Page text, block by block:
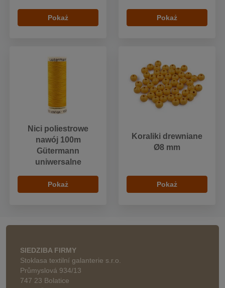
Pokaż Pokaż
Nici poliestrowe
nawój 100m
Gütermann
uniwersalne
Pokaż
Koraliki drewniane
Ø8 mm
Pokaż
SIEDZIBA FIRMY
Stoklasa textilní galanterie s.r.o.
Průmyslová 934/13
747 23 Bolatice